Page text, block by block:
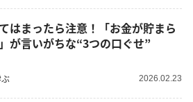
はまったら注意！「お金が貯まら
が言いがちな“3つの口ぐせ”
2026.02.23